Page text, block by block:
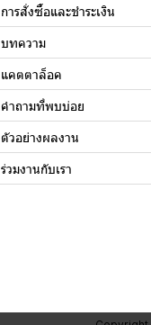
การสั่งซื้อและชำระเงิน
บทความ
แคตตาล็อค
คำถามที่พบบ่อย
ตัวอย่างผลงาน
ร่วมงานกับเรา